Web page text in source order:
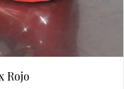
Rojo